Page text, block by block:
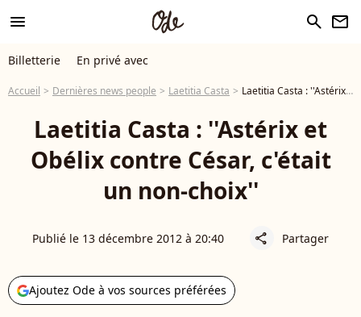
menu search newsletter
Billetterie En privé avec
Accueil Dernières news people Laetitia Casta Laetitia Casta : ''Astérix et Obélix contre César, c'était un non-choix''
Laetitia Casta : ''Astérix et
Obélix contre César, c'était
un non-choix''
Publié le 13 décembre 2012 à 20:40 share Partager
Ajoutez Ode à vos sources préférées